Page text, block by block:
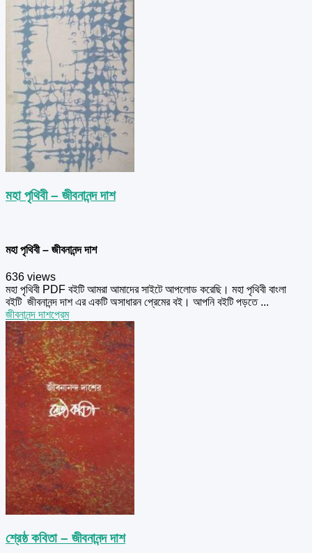
মহা পৃথিবী – জীবনানন্দ দাশ
মহা পৃথিবী – জীবনানন্দ দাশ
636 views
মহা পৃথিবী PDF বইটি আমরা আমাদের সাইটে আপলোড করেছি। মহা পৃথিবী বাংলা
বইটি জীবনানন্দ দাশ এর একটি অসাধারন প্রেমের বই। আপনি বইটি পড়তে ...
জীবনানন্দ দাশপ্রেম
শ্রেষ্ঠ কবিতা – জীবনানন্দ দাশ